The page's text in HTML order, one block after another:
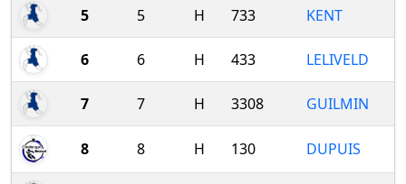
5 5 H 733 KENT
6 6 H 433 LELIVELD
7 7 H 3308 GUILMIN
8 8 H 130 DUPUIS